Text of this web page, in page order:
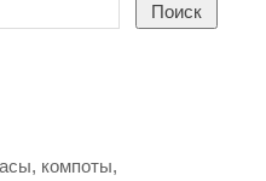
Поиск
компоты,